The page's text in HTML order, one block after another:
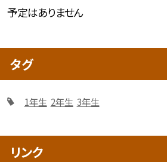
予定はありません
タグ
1年生 2年生 3年生
リンク